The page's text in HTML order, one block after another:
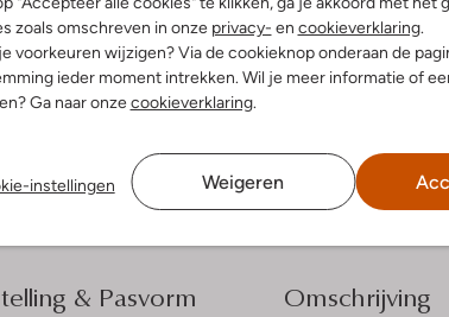
zoals omschreven in onze privacy- en cookieverklaring.
voorkeuren wijzigen? Via de cookieknop onderaan de
ieder moment intrekken. Wil je meer informatie of
Ga naar onzecookieverklaring.
instellingen Weigeren
de look Ontdek de look
& retourneren
& Pasvorm Omschrijving